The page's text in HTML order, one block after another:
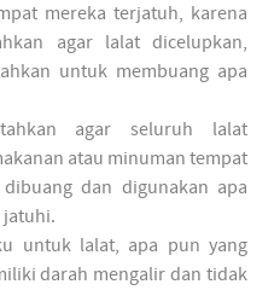
mereka terjatuh, karena
agar lalat dicelupkan,
untuk membuang apa
agar seluruh lalat
atau minuman tempat
dan digunakan apa
jatuhi.
untuk lalat, apa pun yang
darah mengalir dan tidak